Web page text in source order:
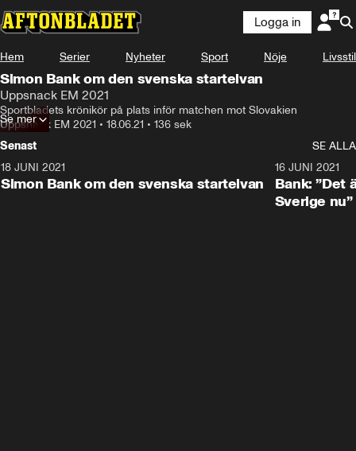
Logga in
Hem Serier Nyheter Sport Nöje Livsstil
Simon Bank om den svenska startelvan
Uppsnack EM 2021
Sportbladets krönikör på plats inför matchen mot Slovakien
Uppsnack EM 2021 • 18.06.21 • 136 sek
Se mer
Senast
SE ALLA
18 JUNI 2021
Simon Bank om den svenska startelvan
16 JUNI 2021
Bank: ”Det
Sverige nu”